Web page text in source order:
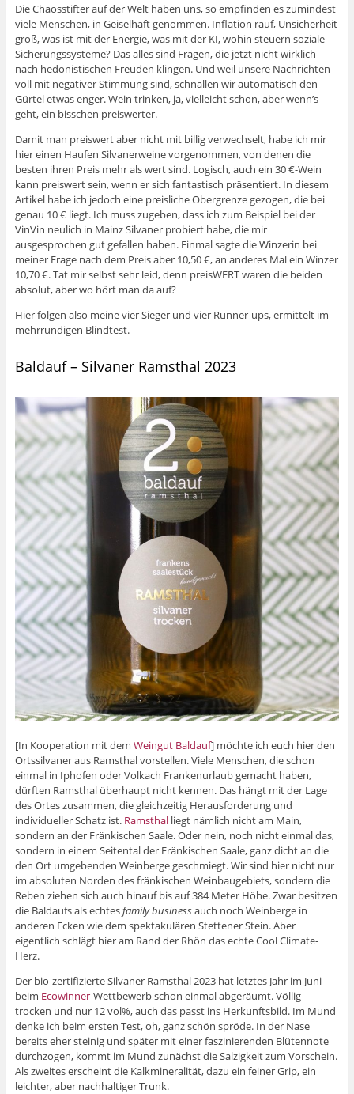
Die Chaosstifter auf der Welt haben uns, so empfinden es zumindest
viele Menschen, in Geiselhaft genommen. Inflation rauf, Unsicherheit
groß, was ist mit der Energie, was mit der KI, wohin steuern soziale
Sicherungssysteme? Das alles sind Fragen, die jetzt nicht wirklich
nach hedonistischen Freuden klingen. Und weil unsere Nachrichten
voll mit negativer Stimmung sind, schnallen wir automatisch den
Gürtel etwas enger. Wein trinken, ja, vielleicht schon, aber wenn’s
geht, ein bisschen preiswerter.
Damit man preiswert aber nicht mit billig verwechselt, habe ich mir
hier einen Haufen Silvanerweine vorgenommen, von denen die
besten ihren Preis mehr als wert sind. Logisch, auch ein 30 €-Wein
kann preiswert sein, wenn er sich fantastisch präsentiert. In diesem
Artikel habe ich jedoch eine preisliche Obergrenze gezogen, die bei
genau 10 € liegt. Ich muss zugeben, dass ich zum Beispiel bei der
VinVin neulich in Mainz Silvaner probiert habe, die mir
ausgesprochen gut gefallen haben. Einmal sagte die Winzerin bei
meiner Frage nach dem Preis aber 10,50 €, an anderes Mal ein Winzer
10,70 €. Tat mir selbst sehr leid, denn preisWERT waren die beiden
absolut, aber wo hört man da auf?
Hier folgen also meine vier Sieger und vier Runner-ups, ermittelt im
mehrrundigen Blindtest.
Baldauf – Silvaner Ramsthal 2023
[In Kooperation mit dem Weingut Baldauf] möchte ich euch hier den
Ortssilvaner aus Ramsthal vorstellen. Viele Menschen, die schon
einmal in Iphofen oder Volkach Frankenurlaub gemacht haben,
dürften Ramsthal überhaupt nicht kennen. Das hängt mit der Lage
des Ortes zusammen, die gleichzeitig Herausforderung und
individueller Schatz ist. Ramsthalliegt nämlich nicht am Main,
sondern an der Fränkischen Saale. Oder nein, noch nicht einmal das,
sondern in einem Seitental der Fränkischen Saale, ganz dicht an die
den Ort umgebenden Weinberge geschmiegt. Wir sind hier nicht nur
im absoluten Norden des fränkischen Weinbaugebiets, sondern die
Reben ziehen sich auch hinauf bis auf 384 Meter Höhe. Zwar besitzen
die Baldaufs als echtesfamily businessauch noch Weinberge in
anderen Ecken wie dem spektakulären Stettener Stein. Aber
eigentlich schlägt hier am Rand der Rhön das echte Cool Climate-
Herz.
Der bio-zertifizierte Silvaner Ramsthal 2023 hat letztes Jahr im Juni
beim Ecowinner-Wettbewerb schon einmal abgeräumt. Völlig
trocken und nur 12 vol%, auch das passt ins Herkunftsbild. Im Mund
denke ich beim ersten Test, oh, ganz schön spröde. In der Nase
bereits eher steinig und später mit einer faszinierenden Blütennote
durchzogen, kommt im Mund zunächst die Salzigkeit zum Vorschein.
Als zweites erscheint die Kalkmineralität, dazu ein feiner Grip, ein
leichter, aber nachhaltiger Trunk.